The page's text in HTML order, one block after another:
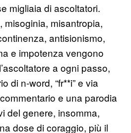
migliaia di ascoltatori.
misoginia, misantropia,
antisionismo,
e impotenza vengono
a ogni passo,
di n-word, “fr**i” e via
e una parodia
del genere, insomma,
dose di coraggio, più il